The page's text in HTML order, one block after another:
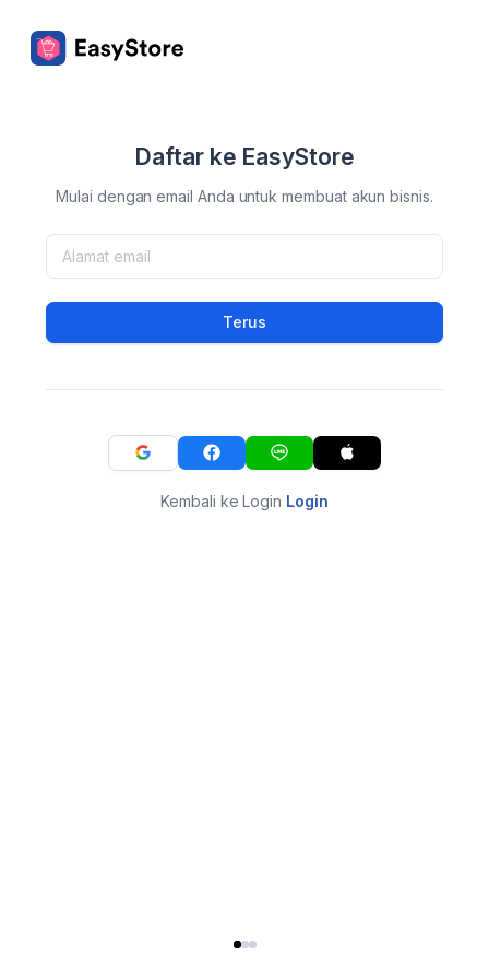
Daftar ke EasyStore
Mulai dengan email Anda untuk membuat akun bisnis.
Terus
Kembali ke Login Login